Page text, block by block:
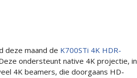
deze maand de K700STi 4K HDR-
ondersteunt native 4K projectie, in
4K beamers, die doorgaans HD-